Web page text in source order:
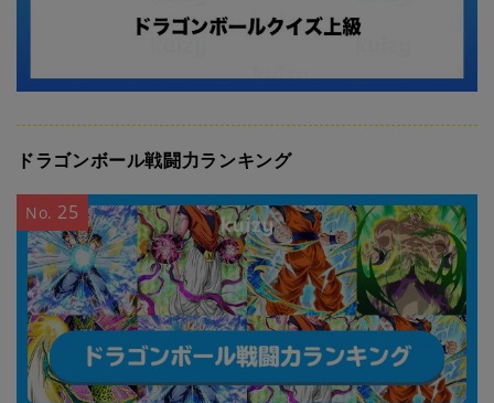
ドラゴンボール戦闘力ランキング
No. 25